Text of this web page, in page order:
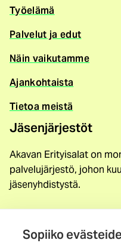
Sopiiko
Työelämä
Palvelut ja edut
Näin vaikutamme
Ajankohtaista
Tietoa meistä
Jäsenjärjestöt
Akavan Erityisalat on
palvelujärjestö, johon
jäsenyhdistystä.
Löydä jäsenyhdistys
Yhteystiedot